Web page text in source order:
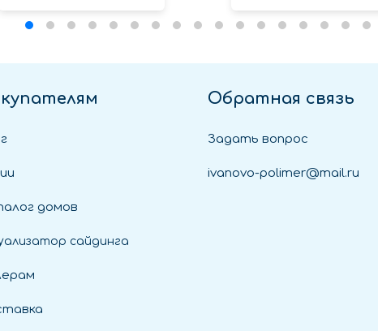
домов
сайдинга
Обратная связь
Задать вопрос
ivanovo-polimer@mail.ru